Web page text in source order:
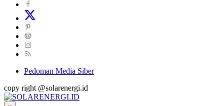
Pedoman Media Siber
copy right @solarenergi.id